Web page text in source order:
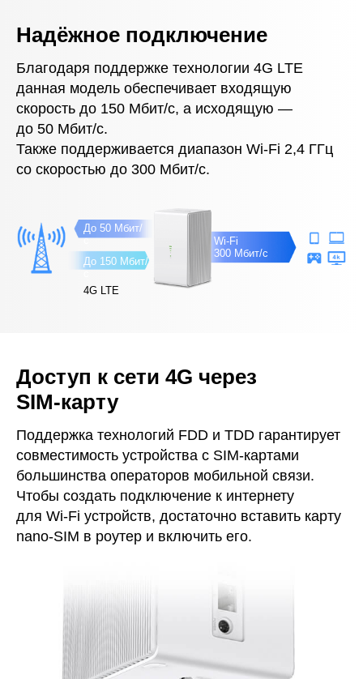
Надёжное подключение
Благодаря поддержке технологии 4G LTE
данная модель обеспечивает входящую
скорость до 150 Мбит/с, а исходящую —
до 50 Мбит/с.
Также поддерживается диапазон Wi‑Fi 2,4 ГГц
со скоростью до 300 Мбит/с.
До 50 Мбит/
с
До 150 Мбит/
с
Wi-Fi
300 Мбит/с
4G LTE
Доступ к сети 4G через
SIM‑карту
Поддержка технологий FDD и TDD гарантирует
совместимость устройства с SIM‑картами
большинства операторов мобильной связи.
Чтобы создать подключение к интернету
для Wi‑Fi устройств, достаточно вставить карту
nano‑SIM в роутер и включить его.